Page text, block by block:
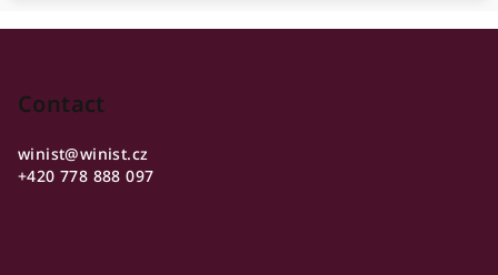
Contact
winist@winist.cz
+420 778 888 097